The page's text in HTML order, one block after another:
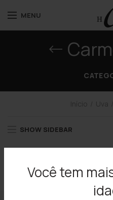
Você tem
MENU
SHOW SIDEBAR